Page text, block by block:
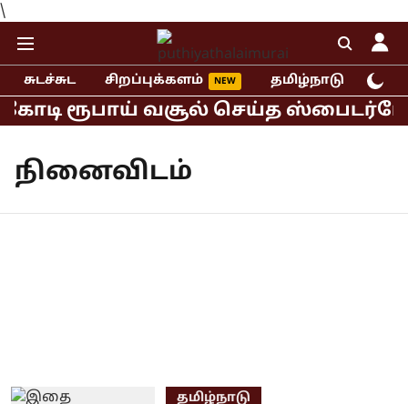
\
சுடச்சுட சிறப்புக்களம் தமிழ்நாடு
ரூபாய் வசூல் செய்த
நினைவிடம்
தமிழ்நாடு